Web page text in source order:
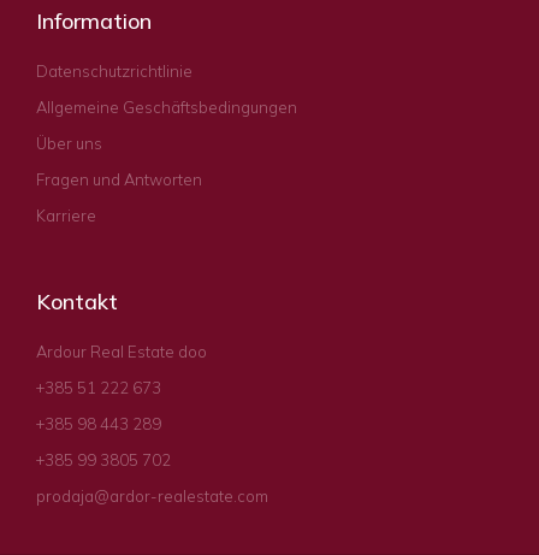
Information
Datenschutzrichtlinie
Allgemeine Geschäftsbedingungen
Über uns
Fragen und Antworten
Karriere
Kontakt
Ardour Real Estate doo
+385 51 222 673
+385 98 443 289
+385 99 3805 702
prodaja@ardor-realestate.com